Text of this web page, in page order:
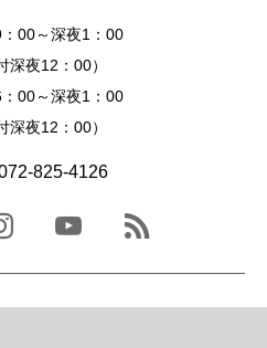
00～深夜1：00
深夜12：00）
00～深夜1：00
深夜12：00）
825-4126